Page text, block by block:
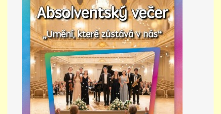
ZUŠ Pohořelice
Školní 462
Pohořelice
691 23